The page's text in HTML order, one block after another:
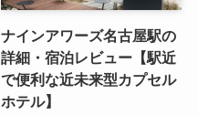
ナインアワーズ名古屋駅の
詳細・宿泊レビュー【駅近
で便利な近未来型カプセル
ホテル】